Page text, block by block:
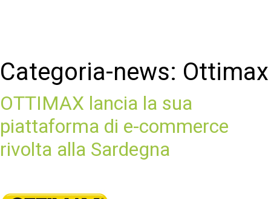
Categoria-news: Ottimax
OTTIMAX lancia la sua
piattaforma di e-commerce
rivolta alla Sardegna